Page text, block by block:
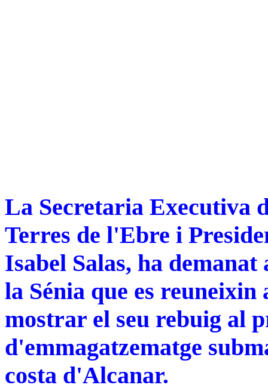
La Secretaria Executiva
Terres de l'Ebre i
Isabel Salas, ha
la Sénia que es
mostrar el seu rebuig al
d'emmagatzematge
costa d'Alcanar.